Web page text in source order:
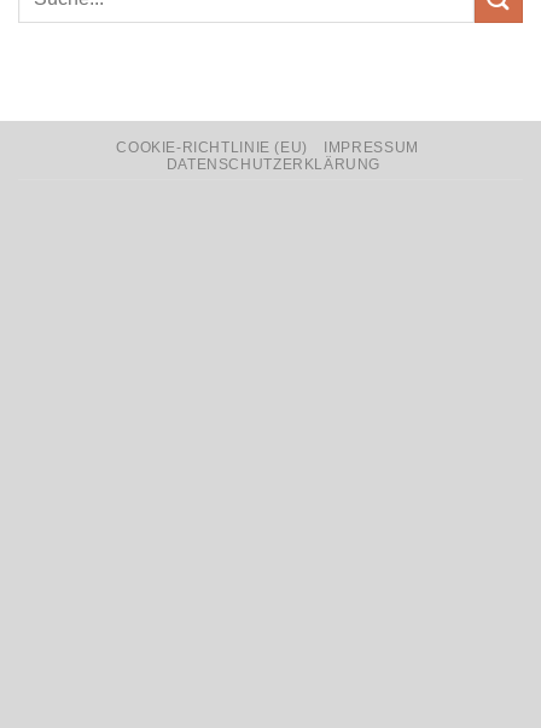
COOKIE-RICHTLINIE (EU)
IMPRESSUM
DATENSCHUTZERKLÄRUNG